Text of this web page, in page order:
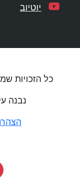
יוטיוב
כל הזכויות
נבנה